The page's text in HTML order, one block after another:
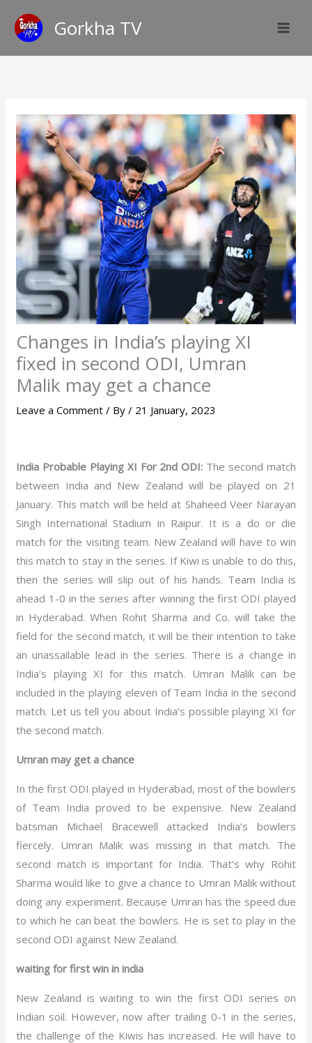
content
Gorkha TV
Changes in India’s playing XI
fixed in second ODI, Umran
Malik may get a chance
Leave a Comment / By/ 21 January, 2023
India Probable Playing XI For 2nd ODI: The second match
between India and New Zealand will be played on 21
January. This match will be held at Shaheed Veer Narayan
Singh International Stadium in Raipur. It is a do or die
match for the visiting team. New Zealand will have to win
this match to stay in the series. If Kiwi is unable to do this,
then the series will slip out of his hands. Team India is
ahead 1-0 in the series after winning the first ODI played
in Hyderabad. When Rohit Sharma and Co. will take the
field for the second match, it will be their intention to take
an unassailable lead in the series. There is a change in
India’s playing XI for this match. Umran Malik can be
included in the playing eleven of Team India in the second
match. Let us tell you about India’s possible playing XI for
the second match.
Umran may get a chance
In the first ODI played in Hyderabad, most of the bowlers
of Team India proved to be expensive. New Zealand
batsman Michael Bracewell attacked India’s bowlers
fiercely. Umran Malik was missing in that match. The
second match is important for India. That’s why Rohit
Sharma would like to give a chance to Umran Malik without
doing any experiment. Because Umran has the speed due
to which he can beat the bowlers. He is set to play in the
second ODI against New Zealand.
waiting for first win in india
New Zealand is waiting to win the first ODI series on
Indian soil. However, now after trailing 0-1 in the series,
the challenge of the Kiwis has increased. He will have to